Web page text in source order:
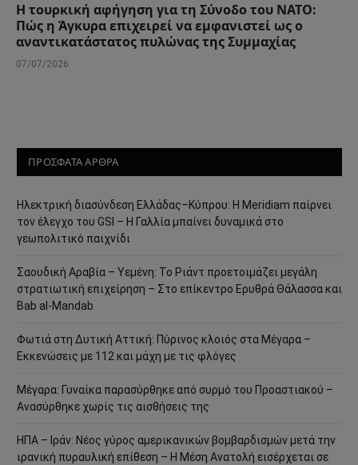
Η τουρκική αφήγηση για τη Σύνοδο του ΝΑΤΟ:
Πώς η Άγκυρα επιχειρεί να εμφανιστεί ως ο
αναντικατάστατος πυλώνας της Συμμαχίας
07/07/2026
ΠΡΟΣΦΑΤΑ ΑΡΘΡΑ
Ηλεκτρική διασύνδεση Ελλάδας–Κύπρου: Η Meridiam παίρνει
τον έλεγχο του GSI – Η Γαλλία μπαίνει δυναμικά στο
γεωπολιτικό παιχνίδι
Σαουδική Αραβία – Υεμένη: Το Ριάντ προετοιμάζει μεγάλη
στρατιωτική επιχείρηση – Στο επίκεντρο Ερυθρά Θάλασσα και
Bab al-Mandab
Φωτιά στη Δυτική Αττική: Πύρινος κλοιός στα Μέγαρα –
Εκκενώσεις με 112 και μάχη με τις φλόγες
Μέγαρα: Γυναίκα παρασύρθηκε από συρμό του Προαστιακού –
Ανασύρθηκε χωρίς τις αισθήσεις της
ΗΠΑ – Ιράν: Νέος γύρος αμερικανικών βομβαρδισμών μετά την
ιρανική πυραυλική επίθεση – Η Μέση Ανατολή εισέρχεται σε